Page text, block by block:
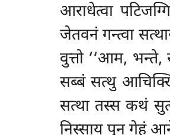
आराधेत्वा
जेतवनं गन्त्वा
वुत्तो ‘‘आम,
सब्बं सत्थु
सत्था तस्स कथं
निस्साय पुन गेहं